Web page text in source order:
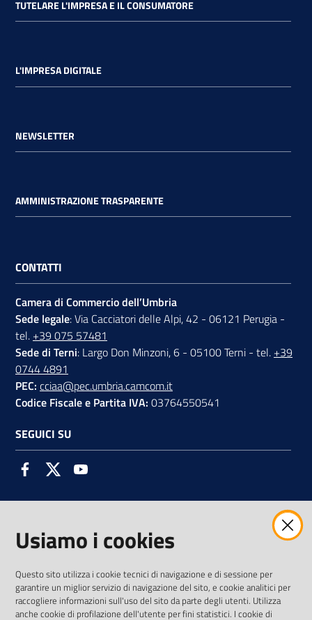
TUTELARE L'IMPRESA E IL CONSUMATORE
L'IMPRESA DIGITALE
NEWSLETTER
AMMINISTRAZIONE TRASPARENTE
CONTATTI
Camera di Commercio dell’Umbria
Sede legale: Via Cacciatori delle Alpi, 42 - 06121 Perugia -
tel. +39 075 57481
Sede di Terni: Largo Don Minzoni, 6 - 05100 Terni - tel. +39
0744 4891
PEC: cciaa@pec.umbria.camcom.it
Codice Fiscale e Partita IVA: 03764550541
SEGUICI SU
FacebookTwitter
AMMINISTRAZIONE TRASPARENTE INTERCAM S.C.A.R.L.
Usiamo i cookies
Questo sito utilizza i cookie tecnici di navigazione e di sessione per
garantire un miglior servizio di navigazione del sito, e cookie analitici per
raccogliere informazioni sull'uso del sito da parte degli utenti. Utilizza
anche cookie di profilazione dell'utente per fini statistici. I cookie di